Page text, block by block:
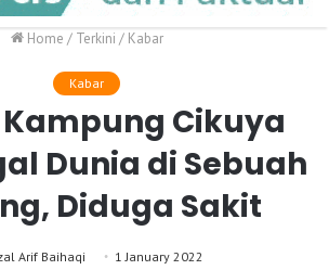
Home / Terkini / Kabar
Kabar
Cikuya
Dunia di Sebuah
Diduga Sakit
Arif Baihaqi 1 January 2022